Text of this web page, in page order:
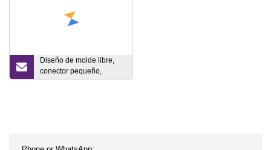
Diseño de molde libre,
conector pequeño,
conector de carcasa